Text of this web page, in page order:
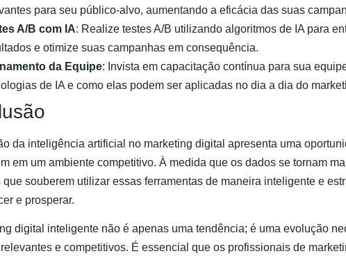
para seu público-alvo, aumentando a eficácia das suas
A/B com IA: Realize testes A/B utilizando algoritmos de IA para
e otimize suas campanhas em consequência.
da Equipe: Invista em capacitação contínua para sua
de IA e como elas podem ser aplicadas no dia a dia do
da inteligência artificial no marketing digital apresenta uma
em um ambiente competitivo. À medida que os dados se tornam
que souberem utilizar essas ferramentas de maneira inteligente e
e prosperar.
digital inteligente não é apenas uma tendência; é uma evolução
e competitivos. É essencial que os profissionais de